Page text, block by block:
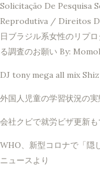
Solicitação De Pesquisa
Reprodutiva / Direitos
日ブラジル系女性のリプ
る調査のお願い By:
DJ tony mega all mix
外国人児童の学習状況の
会社クビで就労ビザ更新
WHO、新型コロナで「隠
ニュースより